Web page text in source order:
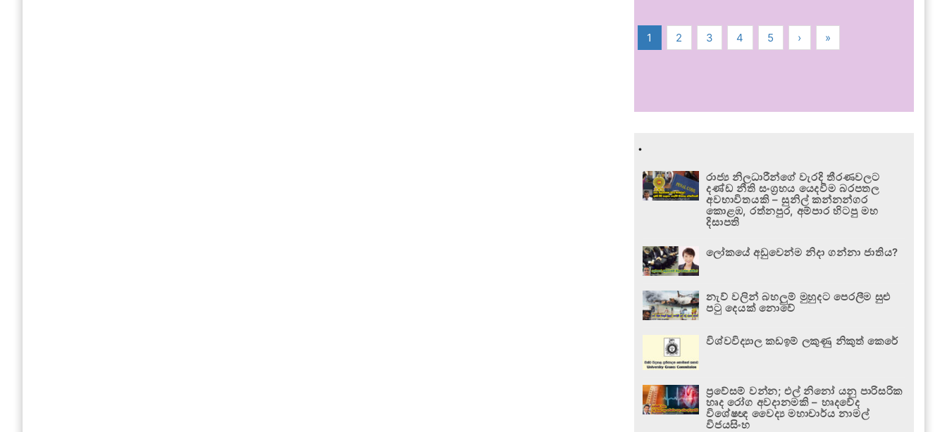
1 2 3 4 5 › »
.
රාජ්‍ය නිලධාරීන්ගේ වැරදි තීරණවලට
දණ්ඩ නීති සංග්‍රහය යෙදවීම බරපතල
අවභාවිතයකි – සුනිල් කන්නන්ගර
කොළඹ, රත්නපුර, අම්පාර හිටපු මහ
දිසාපති
ලෝකයේ අඩුවෙන්ම නිදා ගන්නා ජාතිය?
නැව් වලින් බහලුම් මුහුදට පෙරලීම සුළු
පටු දෙයක් නොවේ
විශ්වවිද්‍යාල කඩඉම් ලකුණු නිකුත් කෙරේ
ප්‍රවේසම් වන්න; එල් නිනෝ යනු පාරිසරික
හෘද රෝග අවදානමකි – හෘදවේද
විශේෂඥ වෛද්‍ය මහාචාර්ය නාමල්
විජයසිංහ